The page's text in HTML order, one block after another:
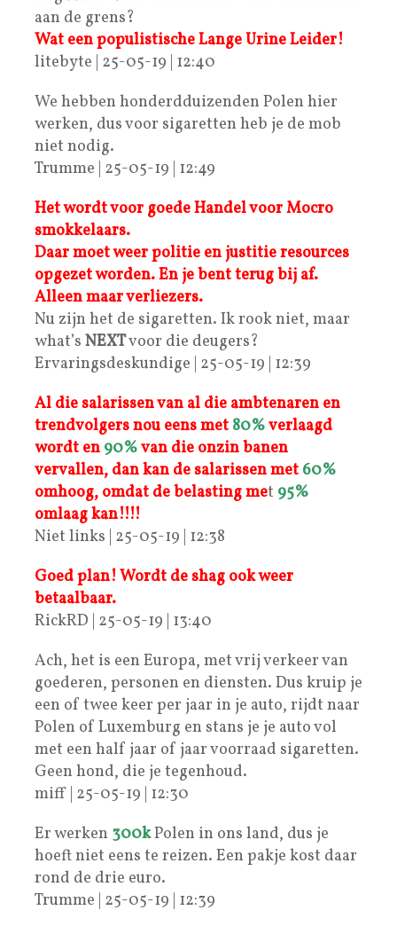
aan de grens?
Wat een populistische Lange Urine Leider!
litebyte | 25-05-19 | 12:40
We hebben honderdduizenden Polen hier
werken, dus voor sigaretten heb je de mob
niet nodig.
Trumme | 25-05-19 | 12:49
Het wordt voor goede Handel voor Mocro
smokkelaars.
Daar moet weer politie en justitie resources
opgezet worden. En je bent terug bij af.
Alleen maar verliezers.
Nu zijn het de sigaretten. Ik rook niet, maar
what’s NEXTvoor die deugers?
Ervaringsdeskundige | 25-05-19 | 12:39
Al die salarissen van al die ambtenaren en
trendvolgers nou eens met 80%verlaagd
wordt en 90%van die onzin banen
vervallen, dan kan de salarissen met 60%
omhoog, omdat de belasting met 95%
omlaag kan!!!!
Niet links | 25-05-19 | 12:38
Goed plan! Wordt de shag ook weer
betaalbaar.
RickRD | 25-05-19 | 13:40
Ach, het is een Europa, met vrij verkeer van
goederen, personen en diensten. Dus kruip je
een of twee keer per jaar in je auto, rijdt naar
Polen of Luxemburg en stans je je auto vol
met een half jaar of jaar voorraad sigaretten.
Geen hond, die je tegenhoud.
miff | 25-05-19 | 12:30
Er werken 300kPolen in ons land, dus je
hoeft niet eens te reizen. Een pakje kost daar
rond de drie euro.
Trumme | 25-05-19 | 12:39